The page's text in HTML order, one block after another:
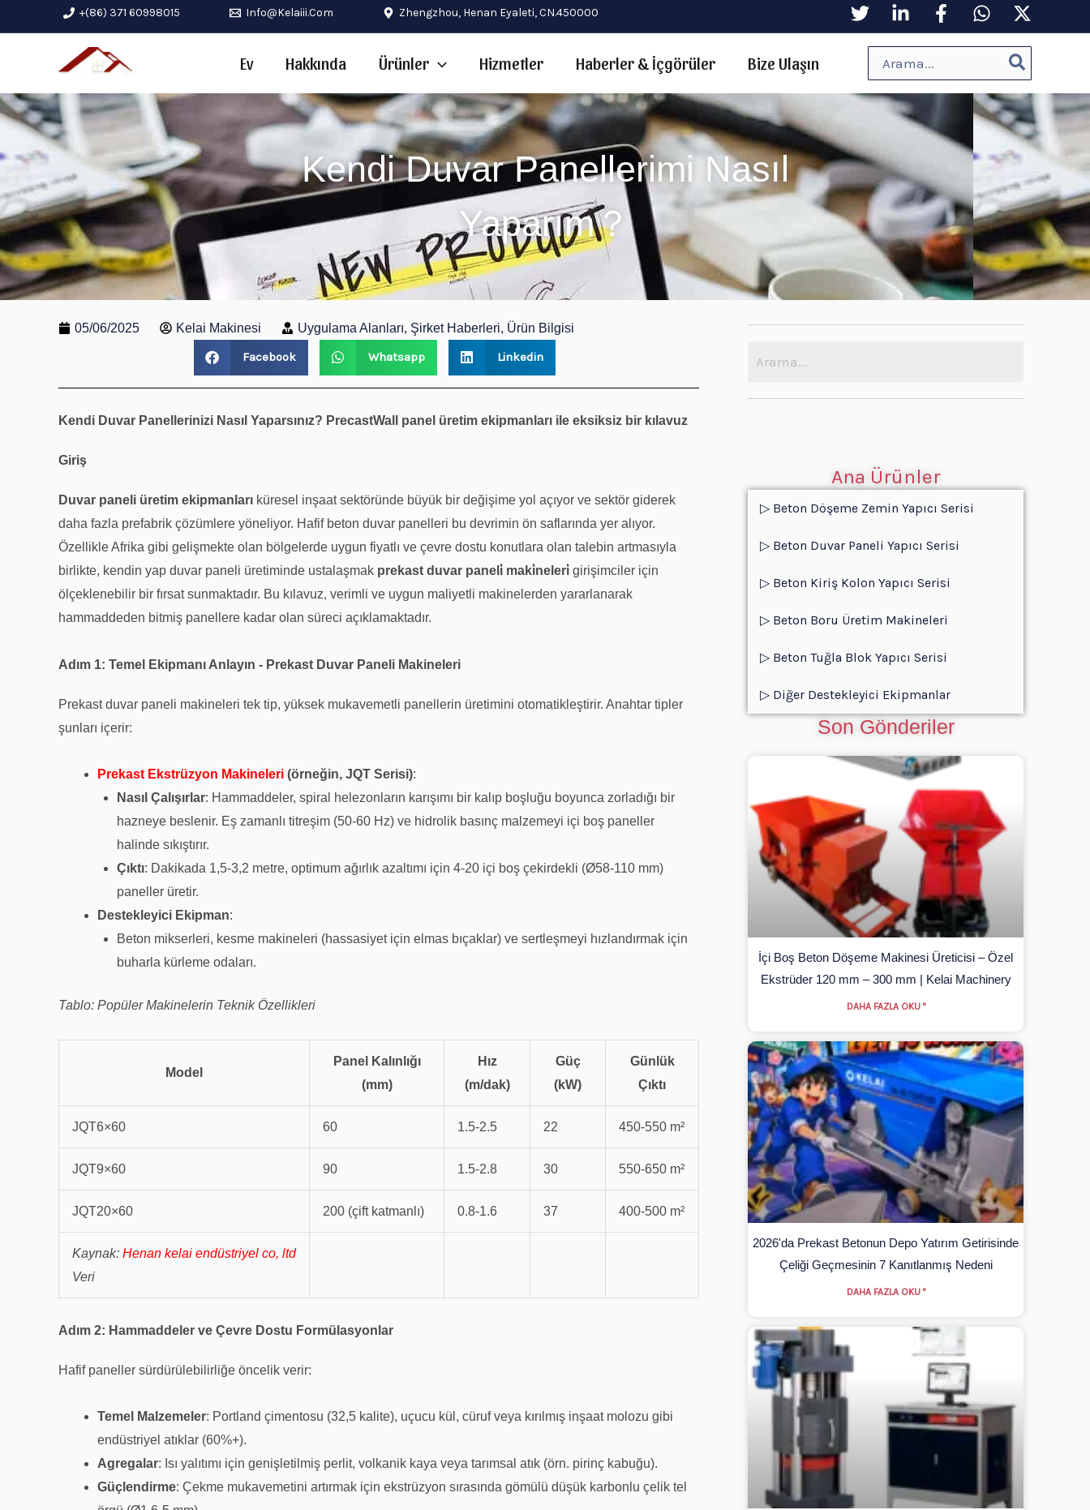
geç
+(86) 371 60998015 Info@kelaiii.com Zhengzhou, Henan Eyaleti, CN.450000
Ev Hakkında Ürünler Hizmetler Haberler & İçgörüler Bize Ulaşın
Kendi Duvar Panellerimi Nasıl
Yaparım？
05/06/2025 Kelai Makinesi Uygulama Alanları, Şirket Haberleri, Ürün Bilgisi
Facebook Whatsapp Linkedin
Kendi Duvar Panellerinizi Nasıl Yaparsınız? PrecastWall panel üretim ekipmanları ile eksiksiz bir kılavuz
Giriş
Duvar paneli üretim ekipmanları küresel inşaat sektöründe büyük bir değişime yol açıyor ve sektör giderek
daha fazla prefabrik çözümlere yöneliyor. Hafif beton duvar panelleri bu devrimin ön saflarında yer alıyor.
Özellikle Afrika gibi gelişmekte olan bölgelerde uygun fiyatlı ve çevre dostu konutlara olan talebin artmasıyla
birlikte, kendin yap duvar paneli üretiminde ustalaşmak prekast duvar paneli̇ maki̇neleri̇ girişimciler için
ölçeklenebilir bir fırsat sunmaktadır. Bu kılavuz, verimli ve uygun maliyetli makinelerden yararlanarak
hammaddeden bitmiş panellere kadar olan süreci açıklamaktadır.
Adım 1: Temel Ekipmanı Anlayın - Prekast Duvar Paneli Makineleri
Prekast duvar paneli makineleri tek tip, yüksek mukavemetli panellerin üretimini otomatikleştirir. Anahtar tipler
şunları içerir:
Prekast Ekstrüzyon Makineleri (örneğin, JQT Serisi):
Nasıl Çalışırlar: Hammaddeler, spiral helezonların karışımı bir kalıp boşluğu boyunca zorladığı bir
hazneye beslenir. Eş zamanlı titreşim (50-60 Hz) ve hidrolik basınç malzemeyi içi boş paneller
halinde sıkıştırır.
Çıktı: Dakikada 1,5-3,2 metre, optimum ağırlık azaltımı için 4-20 içi boş çekirdekli (Ø58-110 mm)
paneller üretir.
Destekleyici Ekipman:
Beton mikserleri, kesme makineleri (hassasiyet için elmas bıçaklar) ve sertleşmeyi hızlandırmak için
buharla kürleme odaları.
Tablo: Popüler Makinelerin Teknik Özellikleri
Model
Panel Kalınlığı
(mm)
Hız
(m/dak)
Güç
(kW)
Günlük
Çıktı
JQT6×60 60 1.5-2.5 22 450-550 m²
JQT9×60 90 1.5-2.8 30 550-650 m²
JQT20×60 200 (çift katmanlı) 0.8-1.6 37 400-500 m²
Kaynak: Henan kelai endüstriyel co, ltd
Veri
Adım 2: Hammaddeler ve Çevre Dostu Formülasyonlar
Hafif paneller sürdürülebilirliğe öncelik verir:
Temel Malzemeler: Portland çimentosu (32,5 kalite), uçucu kül, cüruf veya kırılmış inşaat molozu gibi
endüstriyel atıklar (60%+).
Agregalar: Isı yalıtımı için genişletilmiş perlit, volkanik kaya veya tarımsal atık (örn. pirinç kabuğu).
Güçlendirme: Çekme mukavemetini artırmak için ekstrüzyon sırasında gömülü düşük karbonlu çelik tel
Ana Ürünler
▷ Beton Döşeme Zemin Yapıcı Serisi
▷ Beton Duvar Paneli Yapıcı Serisi
▷ Beton Kiriş Kolon Yapıcı Serisi
▷ Beton Boru Üretim Makineleri
▷ Beton Tuğla Blok Yapıcı Serisi
▷ Diğer Destekleyici Ekipmanlar
Son Gönderiler
İçi Boş Beton Döşeme Makinesi Üreticisi – Özel
Ekstrüder 120 mm – 300 mm | Kelai Machinery
DAHA FAZLA OKU "
2026'da Prekast Betonun Depo Yatırım Getirisinde
Çeliği Geçmesinin 7 Kanıtlanmış Nedeni
DAHA FAZLA OKU "